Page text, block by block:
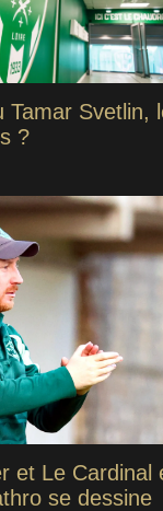
Tamar Svetlin,
?
et Le Cardinal
se dessine